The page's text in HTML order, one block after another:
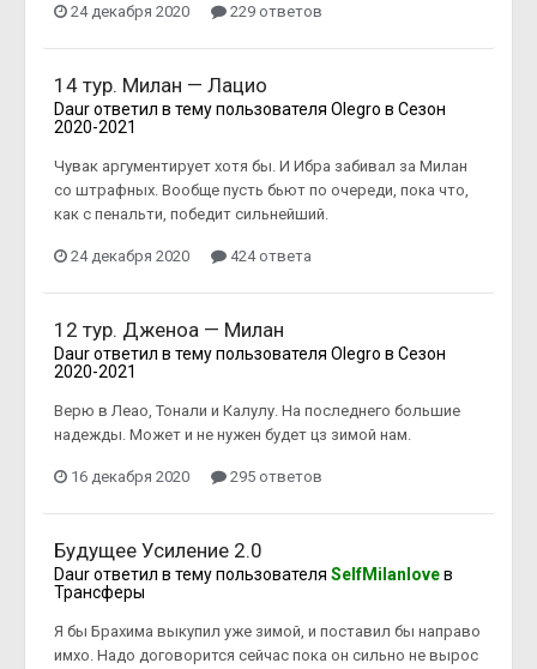
24 декабря 2020 229 ответов
14 тур. Милан — Лацио
Daurответил в тему пользователя Olegro в Сезон
2020-2021
Чувак аргументирует хотя бы. И Ибра забивал за Милан
со штрафных. Вообще пусть бьют по очереди, пока что,
как с пенальти, победит сильнейший.
24 декабря 2020 424 ответа
12 тур. Дженоа — Милан
Daurответил в тему пользователя Olegro в Сезон
2020-2021
Верю в Леао, Тонали и Калулу. На последнего большие
надежды. Может и не нужен будет цз зимой нам.
16 декабря 2020 295 ответов
Будущее Усиление 2.0
Daurответил в тему пользователя SelfMilanloveв
Трансферы
Я бы Брахима выкупил уже зимой, и поставил бы направо
имхо. Надо договорится сейчас пока он сильно не вырос